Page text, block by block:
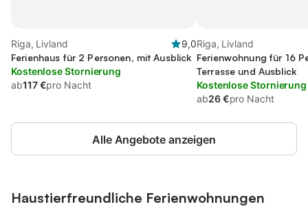
Riga, Livland
9,0
Ferienhaus für 2 Personen, mit Ausblick
Kostenlose Stornierung
ab117 €pro Nacht
Riga, Livland
Ferienwohnung für 16
Terrasse und Ausblick
Kostenlose Stornierung
ab26 €pro Nacht
Alle Angebote anzeigen
Haustierfreundliche Ferienwohnungen